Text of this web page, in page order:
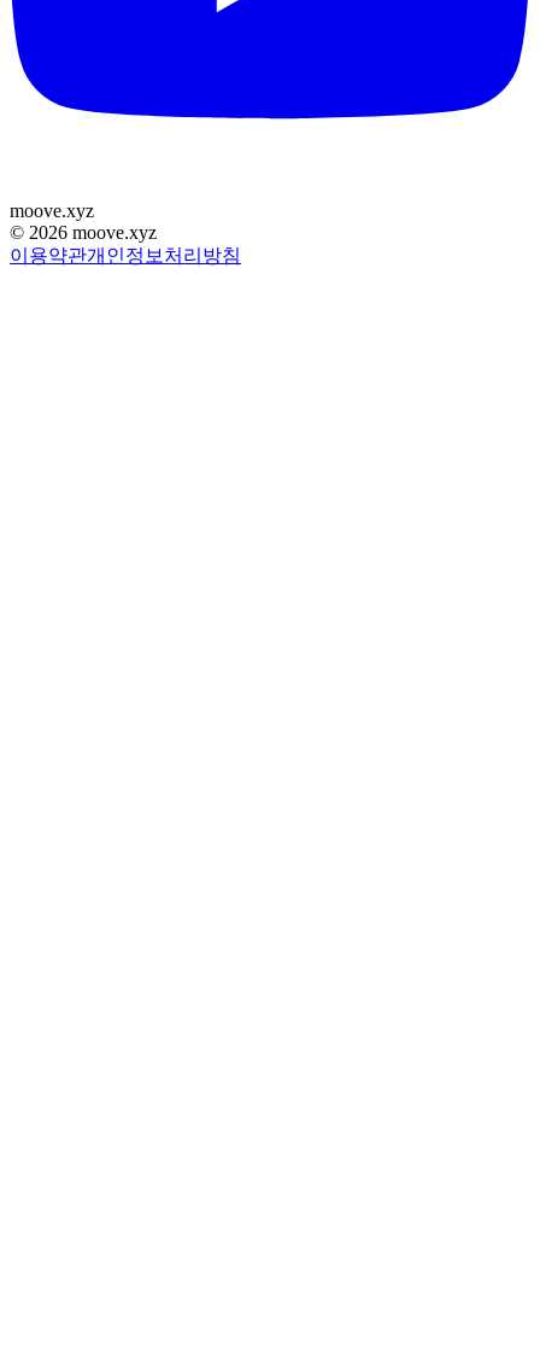
moove.xyz
© 2026 moove.xyz
이용약관개인정보처리방침